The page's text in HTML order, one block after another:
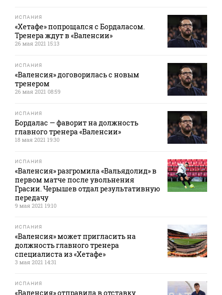
ИСПАНИЯ
«Хетафе» попрощался с Бордаласом.
Тренера ждут в «Валенсии»
26 мая 2021 15:13
ИСПАНИЯ
«Валенсия» договорилась с новым
тренером
26 мая 2021 08:59
ИСПАНИЯ
Бордалас — фаворит на должность
главного тренера «Валенсии»
18 мая 2021 19:30
ИСПАНИЯ
«Валенсия» разгромила «Вальядолид» в
первом матче после увольнения
Грасии. Черышев отдал результативную
передачу
9 мая 2021 19:10
ИСПАНИЯ
«Валенсия» может пригласить на
должность главного тренера
специалиста из «Хетафе»
3 мая 2021 14:31
ИСПАНИЯ
«Валенсия» отправила в отставку